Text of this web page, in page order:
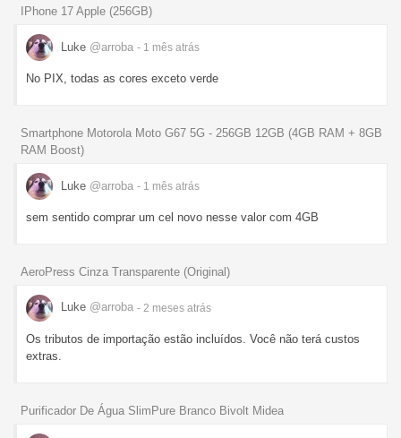
IPhone 17 Apple (256GB)
Luke @arroba - 1 mês atrás
No PIX, todas as cores exceto verde
Smartphone Motorola Moto G67 5G - 256GB 12GB (4GB RAM + 8GB
RAM Boost)
Luke @arroba - 1 mês atrás
sem sentido comprar um cel novo nesse valor com 4GB
AeroPress Cinza Transparente (Original)
Luke @arroba - 2 meses atrás
Os tributos de importação estão incluídos. Você não terá custos
extras.
Purificador De Água SlimPure Branco Bivolt Midea